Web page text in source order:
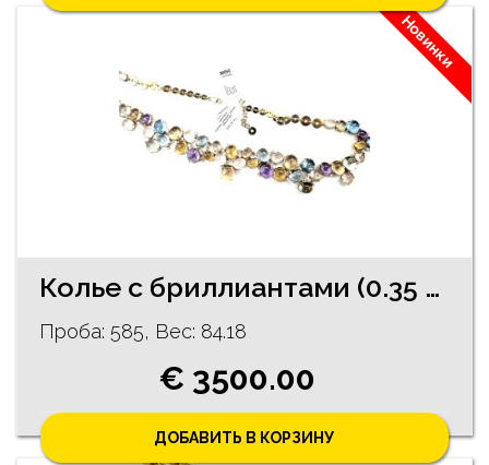
Новинки
Колье с бриллиантами (0.35 ct.), аметистами, розовым кварцем и цитринами 640-0661
Проба: 585, Bес: 84.18
€ 3500.00
ДОБАВИТЬ В КОРЗИНУ